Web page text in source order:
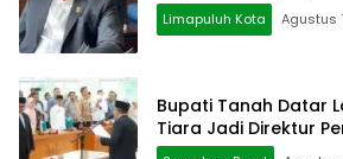
Limapuluh Kota Agustus
Bupati Tanah Datar
Tiara Jadi Direktur